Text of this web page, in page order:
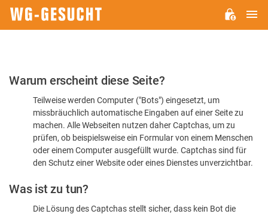
Bitte
dass
sind
Warum erscheint diese Seite?
Teilweise werden Computer ("Bots") eingesetzt, um
missbräuchlich automatische Eingaben auf einer Seite zu
machen. Alle Webseiten nutzen daher Captchas, um zu
prüfen, ob beispielsweise ein Formular von einem Menschen
oder einem Computer ausgefüllt wurde. Captchas sind für
den Schutz einer Website oder eines Dienstes unverzichtbar.
Was ist zu tun?
Die Lösung des Captchas stellt sicher, dass kein Bot die